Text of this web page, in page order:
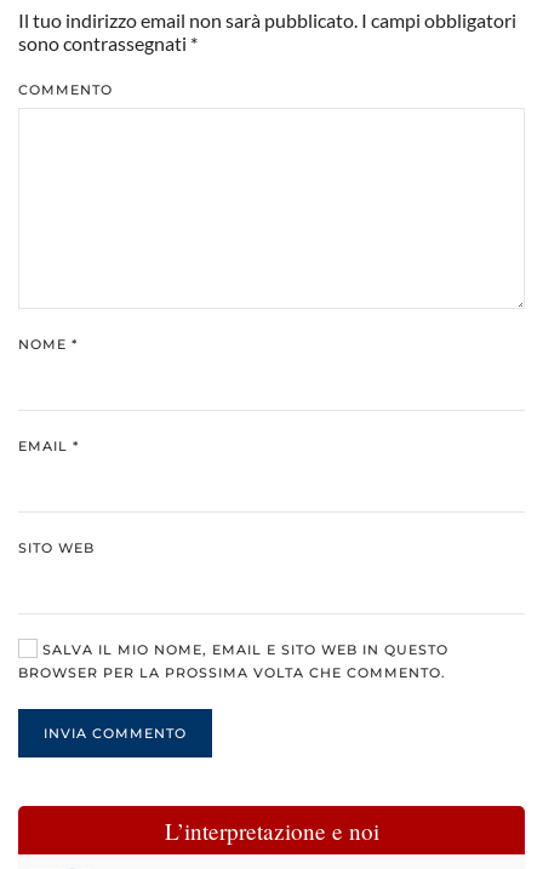
Il tuo indirizzo email non sarà pubblicato. I campi obbligatori
sono contrassegnati *
COMMENTO
NOME *
EMAIL *
SITO WEB
SALVA IL MIO NOME, EMAIL E SITO WEB IN QUESTO
BROWSER PER LA PROSSIMA VOLTA CHE COMMENTO.
INVIA COMMENTO
L’interpretazione e noi